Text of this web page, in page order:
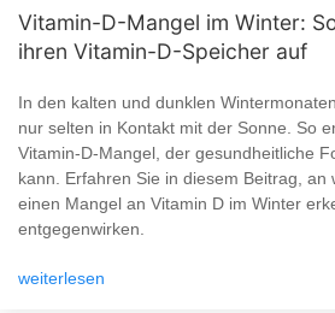
Vitamin-D-Mangel im Winter:
ihren Vitamin-D-Speicher auf
In den kalten und dunklen
nur selten in Kontakt mit der Sonne. So
Vitamin-D-Mangel, der gesundheitliche
kann. Erfahren Sie in diesem Beitrag, an
einen Mangel an Vitamin D im Winter
entgegenwirken.
weiterlesen